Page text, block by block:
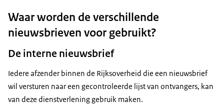
Waar worden de verschillende
nieuwsbrieven voor gebruikt?
De interne nieuwsbrief
Iedere afzender binnen de Rijksoverheid die een nieuwsbrief
wil versturen naar een gecontroleerde lijst van ontvangers, kan
van deze dienstverlening gebruik maken.